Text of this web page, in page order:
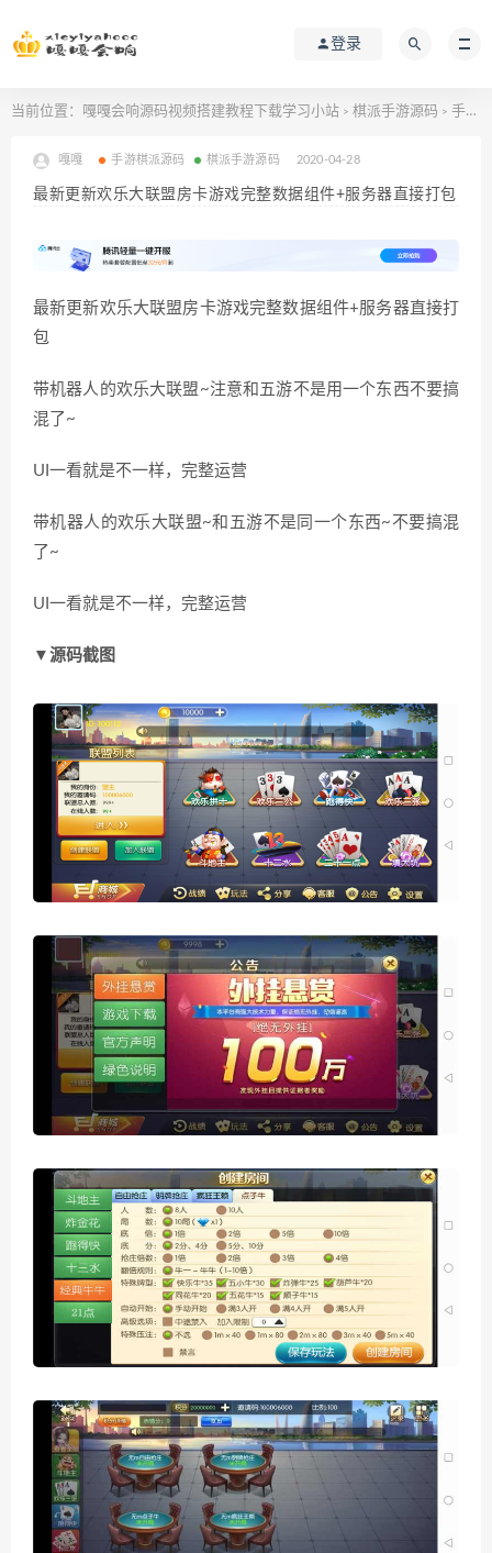
登录
当前位置： 嘎嘎会响源码视频搭建教程下载学习小站 > 棋派手游源码 > 手游棋派源码
嘎嘎 手游棋派源码 棋派手游源码 2020-04-28
最新更新欢乐大联盟房卡游戏完整数据组件+服务器直接打包
最新更新欢乐大联盟房卡游戏完整数据组件+服务器直接打
包
带机器人的欢乐大联盟~注意和五游不是用一个东西不要搞
混了~
UI一看就是不一样，完整运营
带机器人的欢乐大联盟~和五游不是同一个东西~不要搞混
了~
UI一看就是不一样，完整运营
▼源码截图